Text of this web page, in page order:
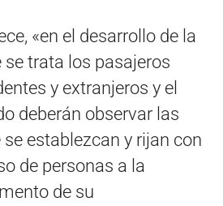
«en el desarrollo de la
trata los pasajeros
y extranjeros y el
deberán observar las
establezcan y rijan con
de personas a la
de su